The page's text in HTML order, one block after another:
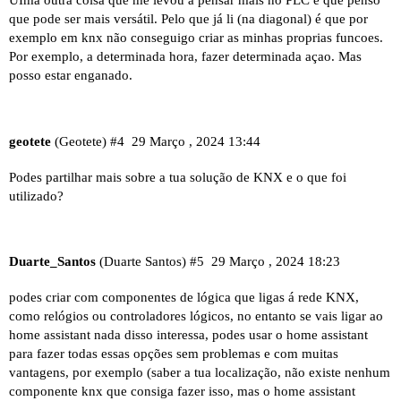
que pode ser mais versátil. Pelo que já li (na diagonal) é que por
exemplo em knx não conseguigo criar as minhas proprias funcoes.
Por exemplo, a determinada hora, fazer determinada açao. Mas
posso estar enganado.
geotete (Geotete) 29 Março , 2024 13:44
#4
Podes partilhar mais sobre a tua solução de KNX e o que foi
utilizado?
Duarte_Santos (Duarte Santos) 29 Março , 2024 18:23
#5
podes criar com componentes de lógica que ligas á rede KNX,
como relógios ou controladores lógicos, no entanto se vais ligar ao
home assistant nada disso interessa, podes usar o home assistant
para fazer todas essas opções sem problemas e com muitas
vantagens, por exemplo (saber a tua localização, não existe nenhum
componente knx que consiga fazer isso, mas o home assistant